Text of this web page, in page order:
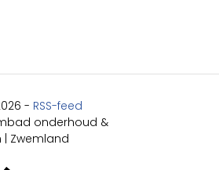
- RSS-feed
onderhoud &
Zwemland